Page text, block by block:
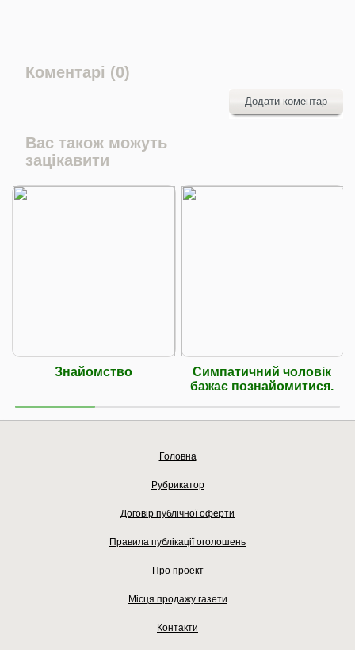
Коментарі (0)
Додати коментар
Вас також можуть
зацікавити
Знайомство
Симпатичний чоловік
бажає познайомитися.
Головна
Рубрикатор
Договір публічної оферти
Правила публікації оголошень
Про проект
Місця продажу газети
Контакти